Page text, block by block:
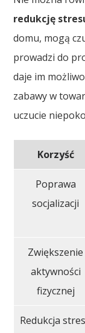
redukcję
domu, mogą
prowadzi do
daje im
zabawy w
uczucie
Korzyść
Poprawa
socjalizacji
Zwiększenie
aktywności
fizycznej
Redukcja